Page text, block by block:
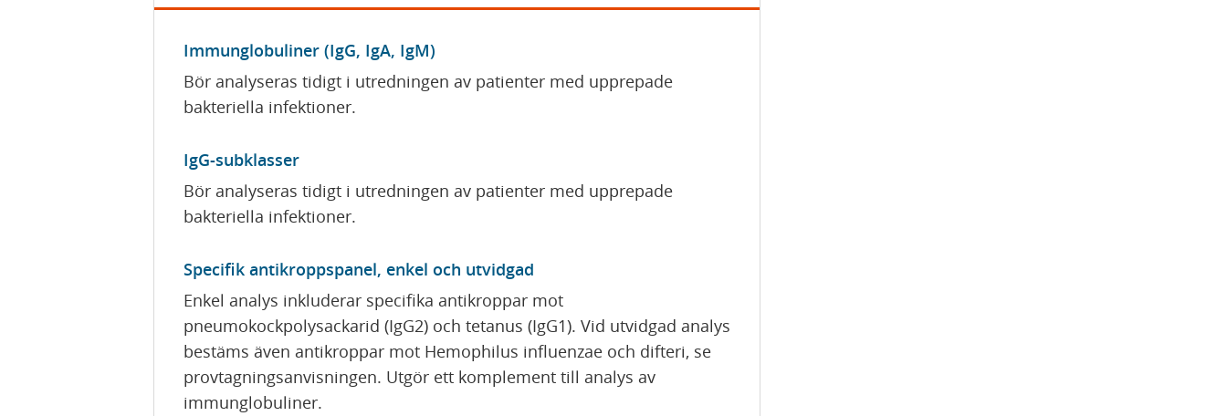
Immunglobuliner (IgG, IgA, IgM)
Bör analyseras tidigt i utredningen av patienter med upprepade
bakteriella infektioner.
IgG-subklasser
Bör analyseras tidigt i utredningen av patienter med upprepade
bakteriella infektioner.
Specifik antikroppspanel, enkel och utvidgad
Enkel analys inkluderar specifika antikroppar mot
pneumokockpolysackarid (IgG2) och tetanus (IgG1). Vid utvidgad analys
bestäms även antikroppar mot Hemophilus influenzae och difteri, se
provtagningsanvisningen. Utgör ett komplement till analys av
immunglobuliner.